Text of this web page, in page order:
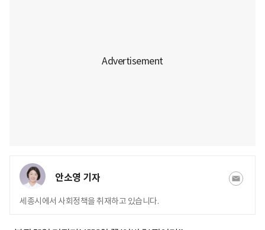
안소영 기자
세종시에서 사회정책을 취재하고 있습니다.